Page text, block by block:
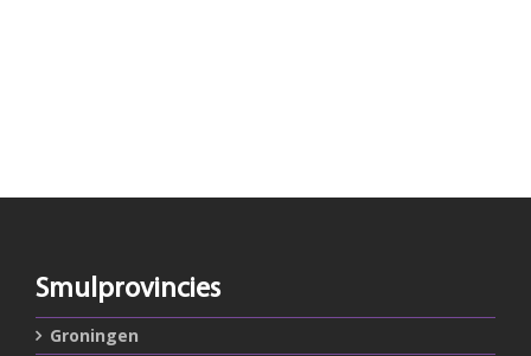
Smulprovincies
Groningen